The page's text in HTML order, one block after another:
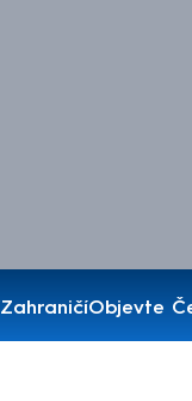
ZahraničíObjevte